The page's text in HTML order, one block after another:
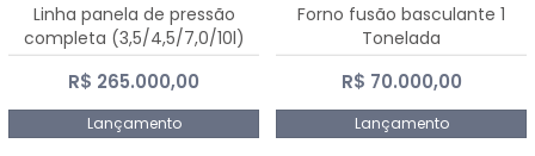
Linha panela de pressão
completa (3,5/4,5/7,0/10l)
R$ 265.000,00
Lançamento
Forno fusão basculante 1
Tonelada
R$ 70.000,00
Lançamento